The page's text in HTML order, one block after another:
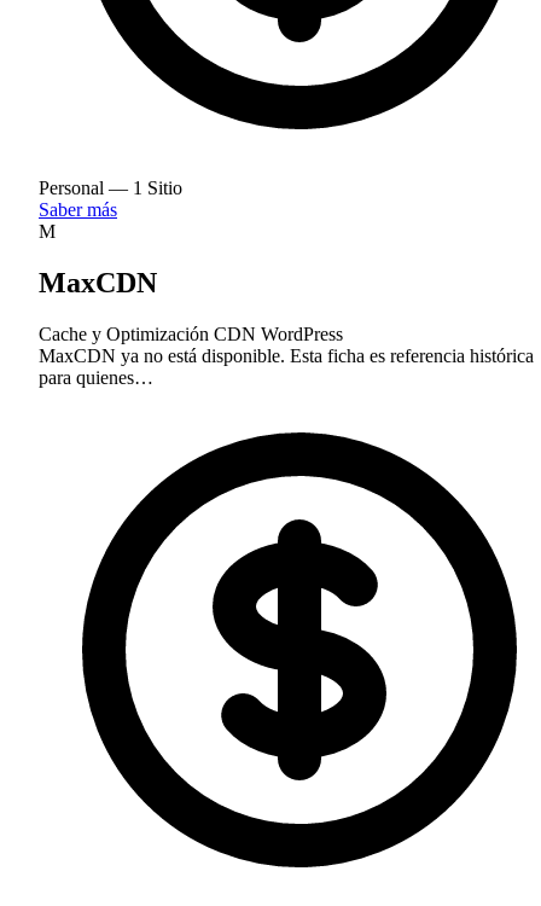
Personal — 1 Sitio
Saber más
M
MaxCDN
Cache y Optimización CDN WordPress
MaxCDN ya no está disponible. Esta ficha es referencia histórica
para quienes…